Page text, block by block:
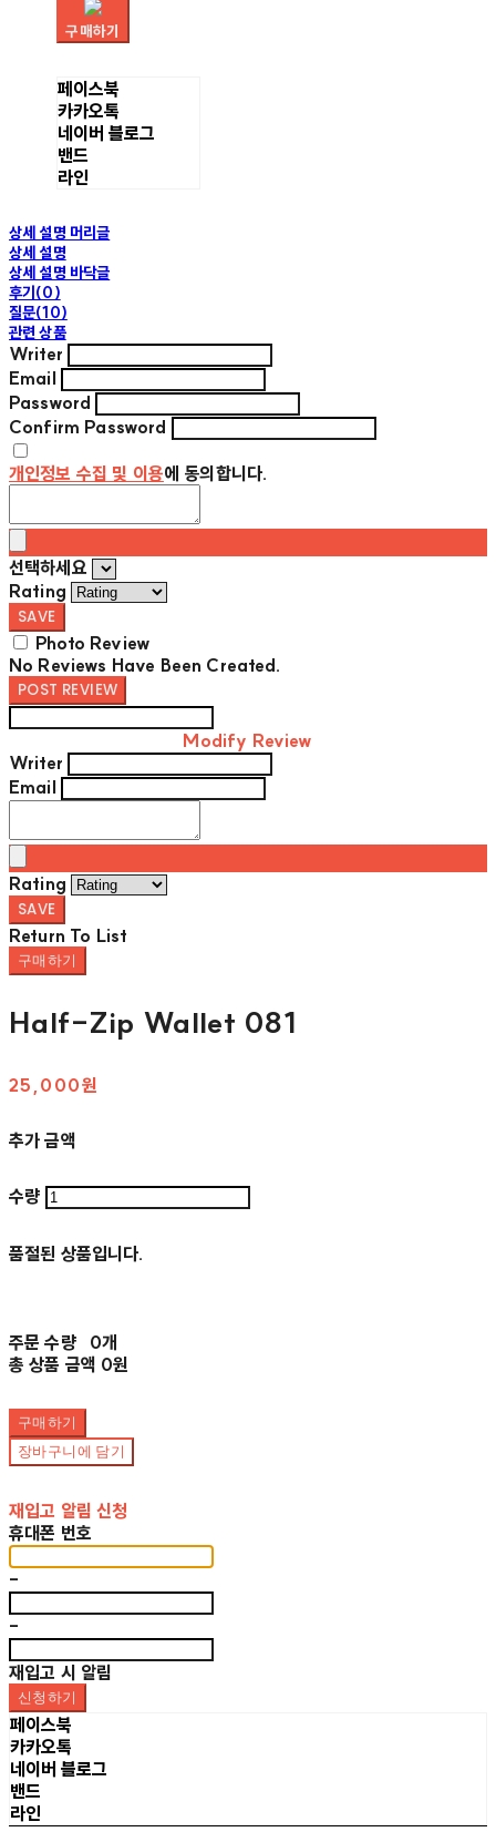
구매하기
페이스북
카카오톡
네이버 블로그
밴드
라인
상세 설명 머리글
상세 설명
상세 설명 바닥글
후기(0)
질문(10)
관련 상품
Writer
Email
Password
Confirm Password
개인정보 수집 및 이용에 동의합니다.
선택하세요
Rating
SAVE
Photo Review
No Reviews Have Been Created.
POST REVIEW
Modify Review
Writer
Email
Rating
SAVE
Return To List
구매하기
Half-Zip Wallet 081
25,000원
추가 금액
수량
품절된 상품입니다.
주문 수량
0개
총 상품 금액 0원
구매하기
장바구니에 담기
재입고 알림 신청
휴대폰 번호
-
-
재입고 시 알림
신청하기
페이스북
카카오톡
네이버 블로그
밴드
라인